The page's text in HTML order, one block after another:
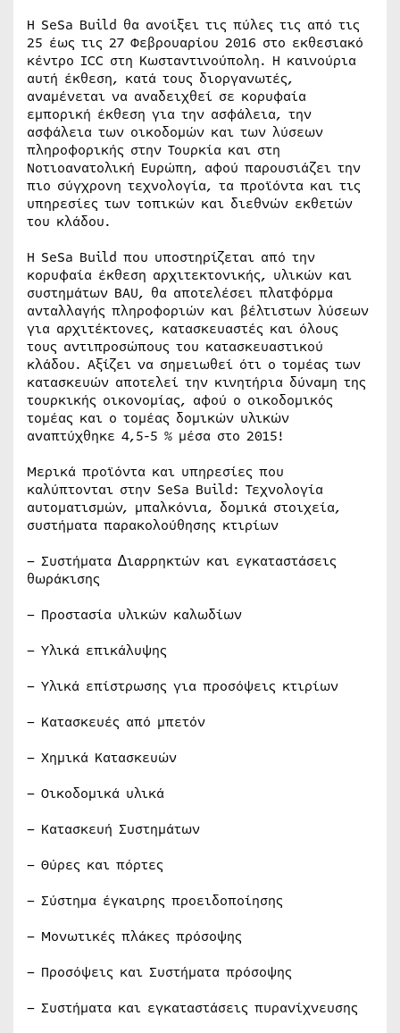
Η SeSa Build θα ανοίξει τις πύλες τις από τις
25 έως τις 27 Φεβρουαρίου 2016 στο εκθεσιακό
κέντρο ICC στη Κωσταντινούπολη. Η καινούρια
αυτή έκθεση, κατά τους διοργανωτές,
αναμένεται να αναδειχθεί σε κορυφαία
εμπορική έκθεση για την ασφάλεια, την
ασφάλεια των οικοδομών και των λύσεων
πληροφορικής στην Τουρκία και στη
Νοτιοανατολική Ευρώπη, αφού παρουσιάζει την
πιο σύγχρονη τεχνολογία, τα προϊόντα και τις
υπηρεσίες των τοπικών και διεθνών εκθετών
του κλάδου.
Η SeSa Build που υποστηρίζεται από την
κορυφαία έκθεση αρχιτεκτονικής, υλικών και
συστηµάτων ΒΑU, θα αποτελέσει πλατφόρµα
ανταλλαγής πληροφοριών και βέλτιστων λύσεων
για αρχιτέκτονες, κατασκευαστές και όλους
τους αντιπροσώπους του κατασκευαστικού
κλάδου. Αξίζει να σηµειωθεί ότι ο τοµέας των
κατασκευών αποτελεί την κινητήρια δύναμη της
τουρκικής οικονομίας, αφού ο οικοδομικός
τομέας και ο τομέας δομικών υλικών
αναπτύχθηκε 4,5-5 % μέσα στο 2015!
Μερικά προϊόντα και υπηρεσίες που
καλύπτονται στην SeSa Build: Τεχνολογία
αυτοµατισµών, μπαλκόνια, δοµικά στοιχεία,
συστήµατα παρακολούθησης κτιρίων
– Συστήµατα ∆ιαρρηκτών και εγκαταστάσεις
θωράκισης
– Προστασία υλικών καλωδίων
– Υλικά επικάλυψης
– Υλικά επίστρωσης για προσόψεις κτιρίων
– Κατασκευές από µπετόν
– Χηµικά Κατασκευών
– Οικοδοµικά υλικά
– Κατασκευή Συστηµάτων
– Θύρες και πόρτες
– Σύστηµα έγκαιρης προειδοποίησης
– Μονωτικές πλάκες πρόσοψης
– Προσόψεις και Συστήµατα πρόσοψης
– Συστήµατα και εγκαταστάσεις πυρανίχνευσης